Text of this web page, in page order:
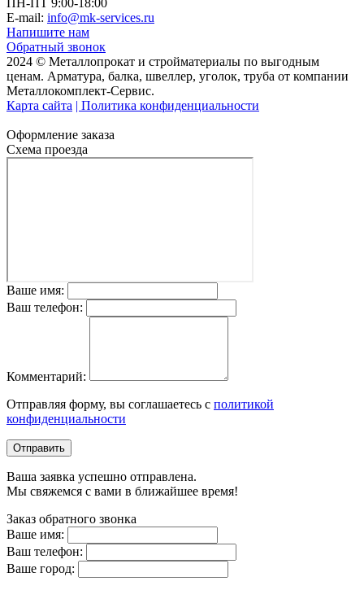
ПН-ПТ 9:00-18:00
E-mail: info@mk-services.ru
Напишите нам
Обратный звонок
2024 © Металлопрокат и стройматериалы по выгодным
ценам. Арматура, балка, швеллер, уголок, труба от компании
Металлокомплект-Сервис.
Карта сайта | Политика конфиденциальности
Оформление заказа
Схема проезда
Ваше имя:
Ваш телефон:
Комментарий:
Отправляя форму, вы соглашаетесь с политикой
конфиденциальности
Отправить
Ваша заявка успешно отправлена.
Мы свяжемся с вами в ближайшее время!
Заказ обратного звонка
Ваше имя:
Ваш телефон:
Ваше город: